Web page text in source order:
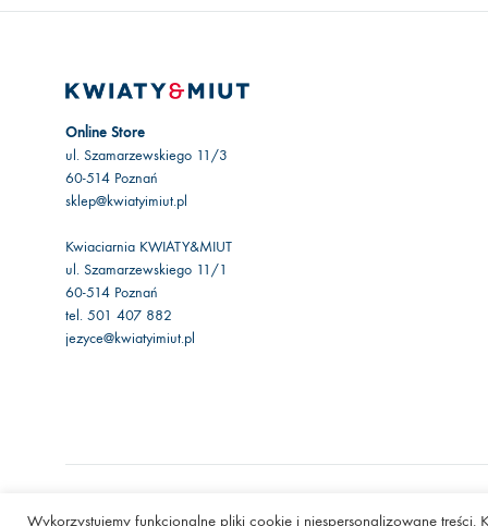
Online Store
ul. Szamarzewskiego 11/3
60-514 Poznań
sklep@kwiatyimiut.pl
Kwiaciarnia KWIATY&MIUT
ul. Szamarzewskiego 11/1
60-514 Poznań
tel. 501 407 882
jezyce@kwiatyimiut.pl
©2020 Kwiaty&Miut
Wykorzystujemy funkcjonalne pliki cookie i niespersonalizowane